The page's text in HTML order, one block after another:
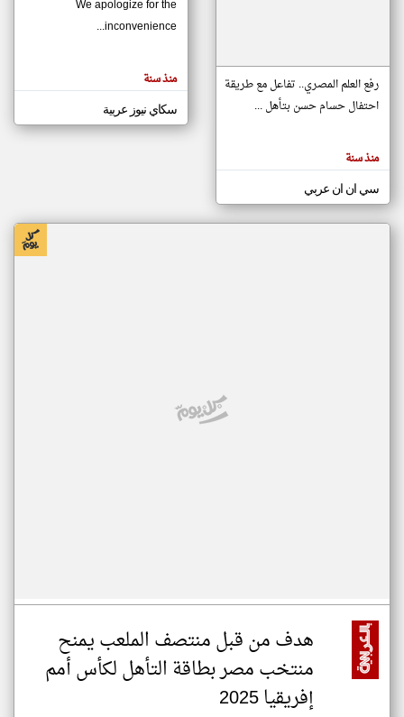
مصادر الأخبار من موريتانيا
اخبار موريتانيا على مدار الساعة
أهم اخبار موريتانيا العاجلة والمباشرة
المقالات
الموجوده
هنا عن
رفع العلم المصري.. تفاعل مع طريقة
احتفال حسام حسن بتأهل ...
منذ سنة
سي ان ان عربي
We apologize for the
inconvenience...
منذ سنة
سكاي نيوز عربية
هدف من قبل منتصف الملعب يمنح
منتخب مصر بطاقة التأهل لكأس أمم
إفريقيا 2025
klyoum.com